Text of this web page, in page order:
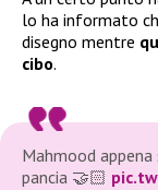
lo ha informato
disegno mentre
cibo.
Mahmood
pancia 🤝🏻